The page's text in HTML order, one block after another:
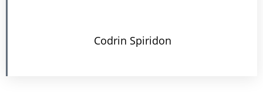
Codrin Spiridon